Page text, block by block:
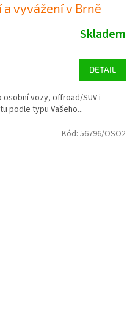
vyvážení v Brně
Skladem
DETAIL
vozy, offroad/SUV i
podle typu Vašeho...
Kód: 56796/OSO2